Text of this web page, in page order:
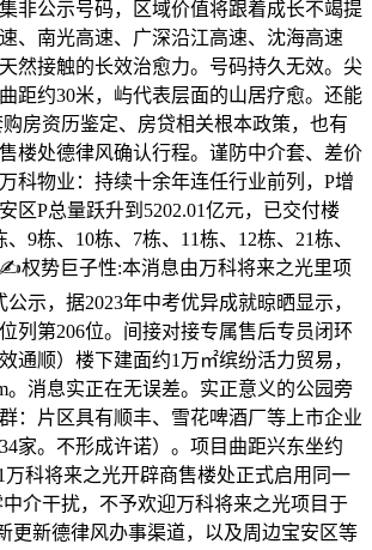
非公示号码，区域价值将跟着成长不竭提
、南光高速、广深沿江高速、沈海高速
然接触的长效治愈力。号码持久无效。尖
距约30米，屿代表层面的山居疗愈。还能
房资历鉴定、房贷相关根本政策，也有
楼处德律风确认行程。谨防中介套、差价
科物业：持续十余年连任行业前列，P增
区P总量跃升到5202.01亿元，已交付楼
9栋、10栋、7栋、11栋、12栋、21栋、
✍权势巨子性:本消息由万科将来之光里项
公示，据2023年中考优异成就晾晒显示，
列第206位。间接对接专属售后专员闭环
通顺）楼下建面约1万㎡缤纷活力贸易，
。消息实正在无误差。实正意义的公园旁
：片区具有顺丰、雪花啤酒厂等上市企业
家。不形成许诺）。项目曲距兴东坐约
万科将来之光开辟商售楼处正式启用同一
介干扰，不予欢迎万科将来之光项目于
更新德律风办事渠道，以及周边宝安区等